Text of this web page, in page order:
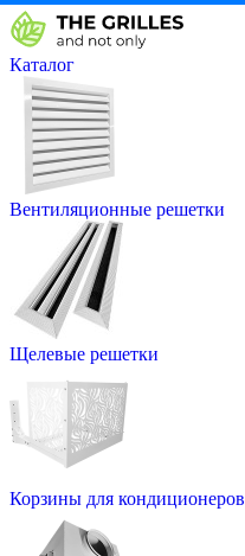
Каталог
Вентиляционные решетки
Щелевые решетки
Корзины для кондиционеров